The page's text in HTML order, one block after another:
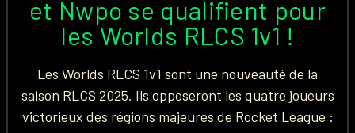
et Nwpo se qualifient pour
les Worlds RLCS 1v1 !
Les Worlds RLCS 1v1 sont une nouveauté de la
saison RLCS 2025. Ils opposeront les quatre joueurs
victorieux des régions majeures de Rocket League :